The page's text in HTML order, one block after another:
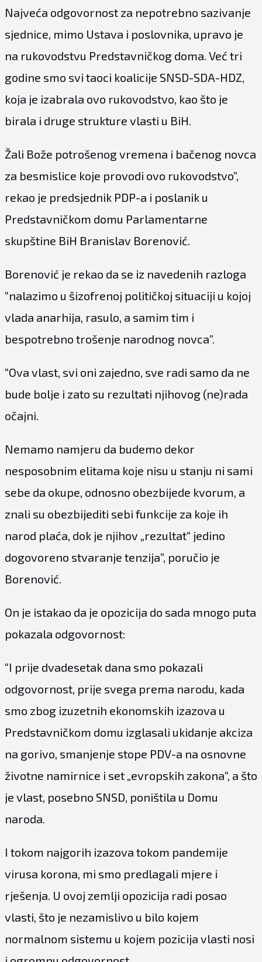
Najveća odgovornost za nepotrebno sazivanje
sjednice, mimo Ustava i poslovnika, upravo je
na rukovodstvu Predstavničkog doma. Već tri
godine smo svi taoci koalicije SNSD-SDA-HDZ,
koja je izabrala ovo rukovodstvo, kao što je
birala i druge strukture vlasti u BiH.
Žali Bože potrošenog vremena i bačenog novca
za besmislice koje provodi ovo rukovodstvo”,
rekao je predsjednik PDP-a i poslanik u
Predstavničkom domu Parlamentarne
skupštine BiH Branislav Borenović.
Borenović je rekao da se iz navedenih razloga
“nalazimo u šizofrenoj političkoj situaciji u kojoj
vlada anarhija, rasulo, a samim tim i
bespotrebno trošenje narodnog novca”.
“Ova vlast, svi oni zajedno, sve radi samo da ne
bude bolje i zato su rezultati njihovog (ne)rada
očajni.
Nemamo namjeru da budemo dekor
nesposobnim elitama koje nisu u stanju ni sami
sebe da okupe, odnosno obezbijede kvorum, a
znali su obezbijediti sebi funkcije za koje ih
narod plaća, dok je njihov „rezultat“ jedino
dogovoreno stvaranje tenzija”, poručio je
Borenović.
On je istakao da je opozicija do sada mnogo puta
pokazala odgovornost:
“I prije dvadesetak dana smo pokazali
odgovornost, prije svega prema narodu, kada
smo zbog izuzetnih ekonomskih izazova u
Predstavničkom domu izglasali ukidanje akciza
na gorivo, smanjenje stope PDV-a na osnovne
životne namirnice i set „evropskih zakona“, a što
je vlast, posebno SNSD, poništila u Domu
naroda.
I tokom najgorih izazova tokom pandemije
virusa korona, mi smo predlagali mjere i
rješenja. U ovoj zemlji opozicija radi posao
vlasti, što je nezamislivo u bilo kojem
normalnom sistemu u kojem pozicija vlasti nosi